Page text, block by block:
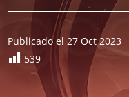
Publicado el 27 Oct 2023
539